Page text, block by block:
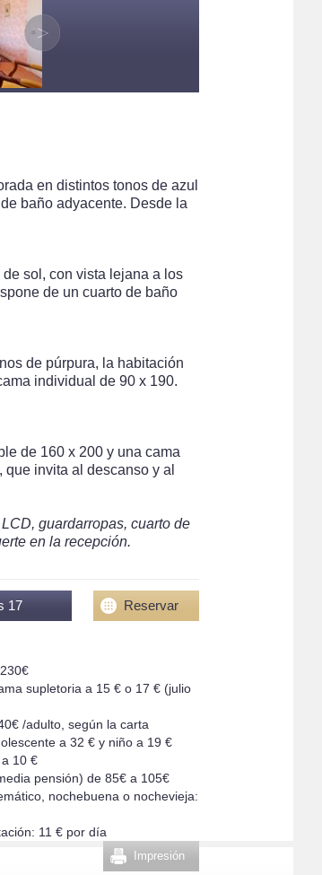
en distintos tonos de azul
baño adyacente. Desde la
sol, con vista lejana a los
de un cuarto de baño
de púrpura, la habitación
individual de 90 x 190.
de 160 x 200 y una cama
invita al descanso y al
guardarropas, cuarto de
en la recepción.
Reservar
17
supletoria a 15 € o 17 € (julio
/adulto, según la carta
a 32 € y niño a 19 €
10 €
pensión) de 85€ a 105€
nochebuena o nochevieja:
11 € por día
Impresión